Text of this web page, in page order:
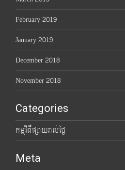
February 2019
January 2019
December 2018
November 2018
Categories
កម្មវិធីផ្សាយរាល់ថ្ងៃ
Meta